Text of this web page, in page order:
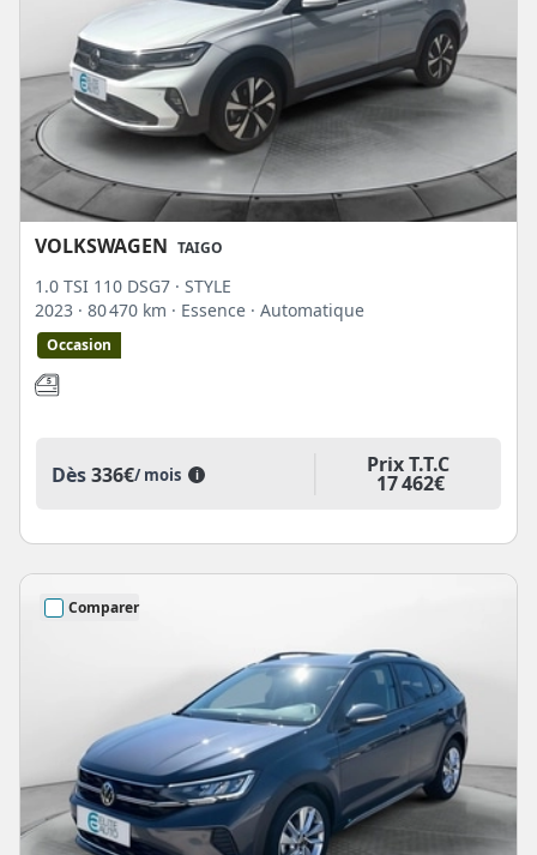
VOLKSWAGEN TAIGO
1.0 TSI 110 DSG7 · STYLE
2023 · 80 470 km · Essence · Automatique
Occasion
Dès336€/ mois i Prix T.T.C
17 462€
Comparer